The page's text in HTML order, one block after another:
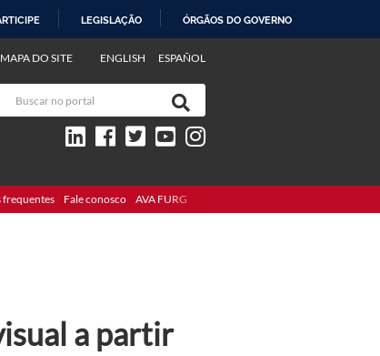
LEGISLAÇÃO ÓRGÃOS DO GOVERNO
ENGLISH ESPAÑOL
MAPA DO SITE
frequentes Fale conosco AVA FURG
a partir